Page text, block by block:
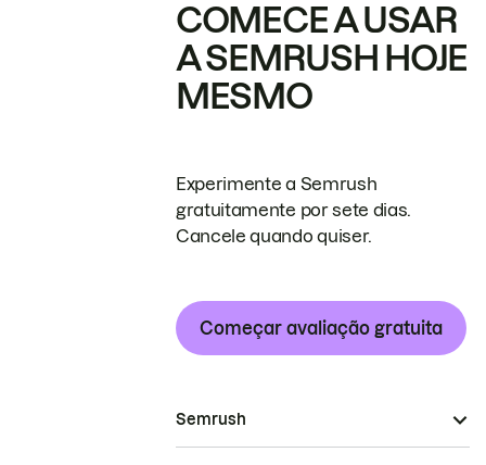
COMECE A USAR
A SEMRUSH HOJE
MESMO
Experimente a Semrush
gratuitamente por sete dias.
Cancele quando quiser.
Começar avaliação gratuita
Semrush